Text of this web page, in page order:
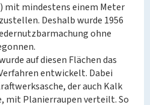
mit mindestens einem Meter
Deshalb wurde 1956
ohne
auf diesen Flächen das
entwickelt. Dabei
der auch Kalk
mit Planierraupen verteilt. So